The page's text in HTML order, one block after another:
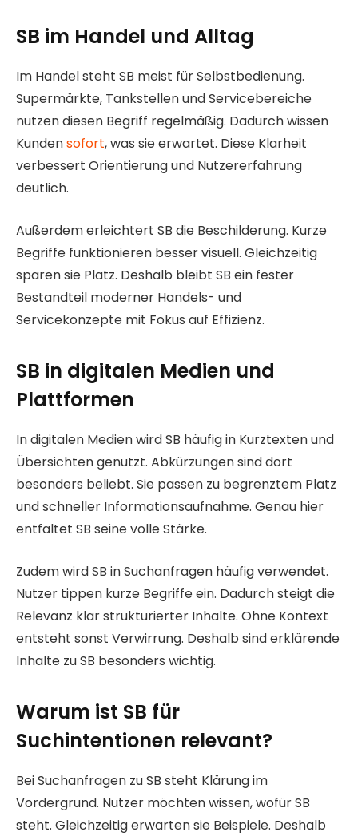
SB im Handel und Alltag
Im Handel steht SB meist für Selbstbedienung.
Supermärkte, Tankstellen und Servicebereiche
nutzen diesen Begriff regelmäßig. Dadurch wissen
Kundensofort, was sie erwartet. Diese Klarheit
verbessert Orientierung und Nutzererfahrung
deutlich.
Außerdem erleichtert SB die Beschilderung. Kurze
Begriffe funktionieren besser visuell. Gleichzeitig
sparen sie Platz. Deshalb bleibt SB ein fester
Bestandteil moderner Handels- und
Servicekonzepte mit Fokus auf Effizienz.
SB in digitalen Medien und
Plattformen
In digitalen Medien wird SB häufig in Kurztexten und
Übersichten genutzt. Abkürzungen sind dort
besonders beliebt. Sie passen zu begrenztem Platz
und schneller Informationsaufnahme. Genau hier
entfaltet SB seine volle Stärke.
Zudem wird SB in Suchanfragen häufig verwendet.
Nutzer tippen kurze Begriffe ein. Dadurch steigt die
Relevanz klar strukturierter Inhalte. Ohne Kontext
entsteht sonst Verwirrung. Deshalb sind erklärende
Inhalte zu SB besonders wichtig.
Warum ist SB für
Suchintentionen relevant?
Bei Suchanfragen zu SB steht Klärung im
Vordergrund. Nutzer möchten wissen, wofür SB
steht. Gleichzeitig erwarten sie Beispiele. Deshalb